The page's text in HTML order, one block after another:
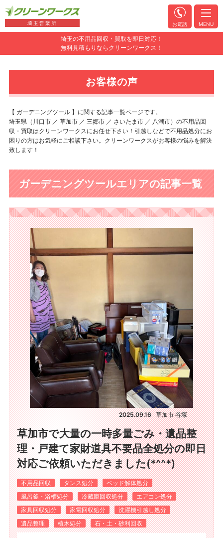
埼玉の不用品回収・買取を即日対応！
無料見積もりならクリーンワークス！
埼玉営業所 お電話 MENU
お客様の声
【 ガーデニングツール 】に関する記事一覧ページです。
埼玉県（川口市 ／ 草加市 ／ 三郷市 ／ さいたま市 ／ 八潮市）の不用品回
収・買取はクリーンワークスにお任せ下さい！引越しなどで不用品処分にお
困りの方はお気軽にご相談下さい。クリーンワークスがお客様の悩みを解決
致します！
ガーデニングツールエリアの記事一覧
2025.09.16 草加市 谷塚
草加市で大量の一時多量ごみ・遺品整
理・戸建て家財道具不要品全処分の即日
対応ご依頼いただきました(*^^*)
不用品回収 タンス処分
ベッド解体処分
風呂釜・浴槽処分
冷蔵庫回収処分
エアコン処分
家具回収処分
家電回収処分
洗濯機引越し処分
遺品整理
植木処分 石・土・砂利回収